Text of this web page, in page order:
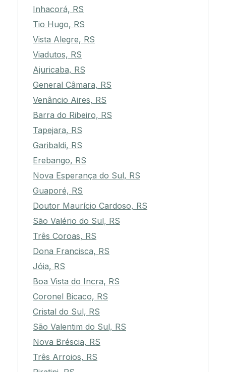
Inhacorá, RS
Tio Hugo, RS
Vista Alegre, RS
Viadutos, RS
Ajuricaba, RS
General Câmara, RS
Venâncio Aires, RS
Barra do Ribeiro, RS
Tapejara, RS
Garibaldi, RS
Erebango, RS
Nova Esperança do Sul, RS
Guaporé, RS
Doutor Maurício Cardoso, RS
São Valério do Sul, RS
Três Coroas, RS
Dona Francisca, RS
Jóia, RS
Boa Vista do Incra, RS
Coronel Bicaco, RS
Cristal do Sul, RS
São Valentim do Sul, RS
Nova Bréscia, RS
Três Arroios, RS